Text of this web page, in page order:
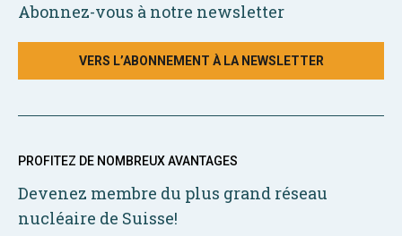
Abonnez-vous à notre newsletter
VERS L’ABONNEMENT À LA NEWSLETTER
PROFITEZ DE NOMBREUX AVANTAGES
Devenez membre du plus grand réseau
nucléaire de Suisse!